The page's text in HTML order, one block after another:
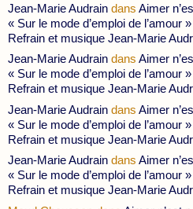
Jean-Marie Audrain dans Aimer
« Sur le mode d’emploi de l’amour
Refrain et musique Jean-Marie
Jean-Marie Audrain dans Aimer
« Sur le mode d’emploi de l’amour
Refrain et musique Jean-Marie
Jean-Marie Audrain dans Aimer
« Sur le mode d’emploi de l’amour
Refrain et musique Jean-Marie
Jean-Marie Audrain dans Aimer
« Sur le mode d’emploi de l’amour
Refrain et musique Jean-Marie